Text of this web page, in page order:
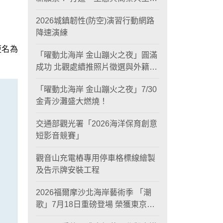
為
2026城鎮韌性(防空)演習行動網路
降速演練
「曜動北海岸 金山蹦火之夜」圓滿
成功 北觀處續推照片徵選與外籍青
「曜動北海岸 金山蹦火之夜」7/30
金青沙灘盛大燃燒！
交通部觀光署「2026海洋保育創意
短影音競賽」
觀音山充電樁專用停車格標線繪製
及告示牌安裝工程
2026福爾摩沙北海岸藝術季 「潮
歌」7月18日重磅登場 榮獲東京設